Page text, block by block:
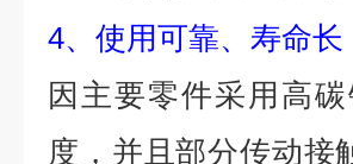
4、使用可靠、寿命长
因主要零件采用高
度，并且部分传动接